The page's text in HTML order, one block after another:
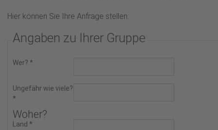
Hier können Sie Ihre Anfrage stellen:
Angaben zu Ihrer Gruppe
Wer? *
Ungefähr wie viele?
*
Woher?
Land *